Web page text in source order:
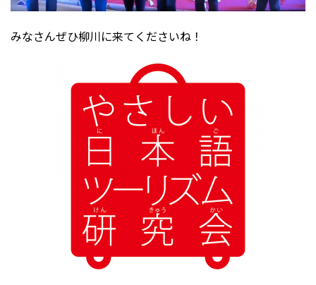
みなさんぜひ柳川に来てくださいね！